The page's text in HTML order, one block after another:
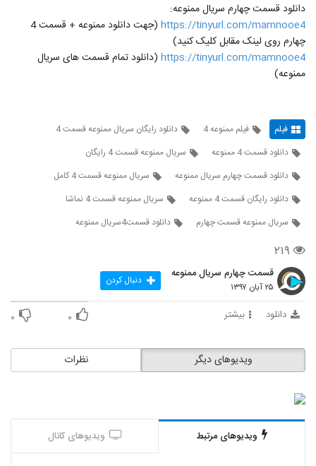
دانلود قسمت چهارم سریال ممنوعه:
https://tinyurl.com/mamnooe4
(جهت دانلود ممنوعه + قسمت 4
چهارم روی لینک مقابل کلیک کنید)
https://tinyurl.com/mamnooe4 (دانلود تمام قسمت های سریال
ممنوعه)
فیلم فیلم ممنوعه 4
دانلود رایگان سریال ممنوعه قسمت 4
دانلود قسمت 4 ممنوعه
سریال ممنوعه قسمت 4 رایگان
دانلود قسمت چهارم سریال ممنوعه
سریال ممنوعه قسمت 4 کامل
دانلود رایگان قسمت 4 ممنوعه
سریال ممنوعه قسمت 4 نماشا
سریال ممنوعه قسمت چهارم
دانلود قسمت4سریال ممنوعه
۲۱۹
قسمت چهارم سریال ممنوعه
۲۵ آبان ۱۳۹۷ دنبال کردن
دانلود بیشتر ۰ ۰
نظرات ویدیوهای دیگر
ویدیوهای مرتبط ویدیوهای کانال